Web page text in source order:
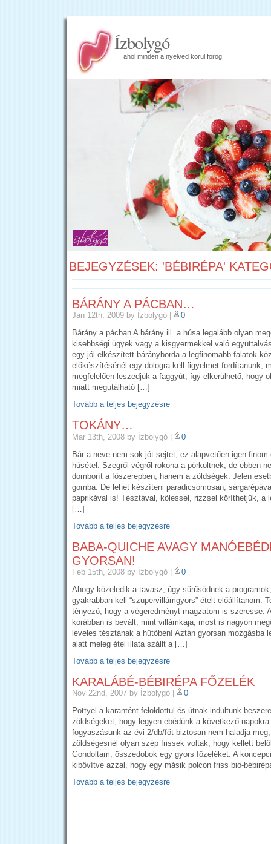
Ízbolygó
ahol minden a nyelved körül forog
BEJEGYZÉSEK: 'BÉBIRÉPA'
BÁRÁNY A PÁCBAN…
Jan 12th, 2009 by Ízbolygó
0
Bárány a pácban A bárány ill. a húsa legalább olyan
kisebbségi ügyek vagy a kisgyermekkel való
egy jól elkészített bárányborda a legfinomabb falatok
előkészítésénél egy dologra kell figyelmet fordítanunk,
megfelelően leszedjük a faggyút, így elkerülhető, hogy
miatt megutálható […]
Tovább a teljes bejegyzésre
TOKÁNY…
Mar 13th, 2008 by Ízbolygó |
0
Bár a neve nem sok jót sejtet, ez alapvetően igen finom
húsétel. Szegről-végről rokona a pörköltnek, de ebben
domborít a főszerepben, hanem a zöldségek. Jelen
gomba. De lehet készíteni paradicsomosan,
paprikával is! Tésztával, kölessel, rizzsel köríthetjük, a
[…]
Tovább a teljes bejegyzésre
BABA-QUICHE AVAGY
GYORSAN!
Feb 15th, 2008 by Ízbolygó
0
Ahogy közeledik a tavasz, úgy sűrűsödnek a
gyakrabban kell “szupervillámgyors” ételt előállítanom.
tényező, hogy a végeredményt magzatom is szeresse.
korábban is bevált, mint villámkaja, most is nagyon
leveles tésztának a hűtőben! Aztán gyorsan mozgásba
alatt meleg étel illata szállt a […]
Tovább a teljes bejegyzésre
KARALÁBÉ-BÉBIRÉPA FŐZELÉK
Nov 22nd, 2007 by Ízbolygó
0
Pöttyel a karantént feloldottul és útnak indultunk
zöldségeket, hogy legyen ebédünk a következő
fogyaszásunk az évi 2/db/főt biztosan nem haladja
zöldségesnél olyan szép frissek voltak, hogy kellett
Gondoltam, összedobok egy gyors főzeléket. A
kibővítve azzal, hogy egy másik polcon friss bio-
Tovább a teljes bejegyzésre